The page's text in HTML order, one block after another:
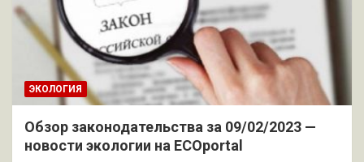
ЭКОЛОГИЯ
Обзор законодательства за 09/02/2023 —
новости экологии на ECOportal